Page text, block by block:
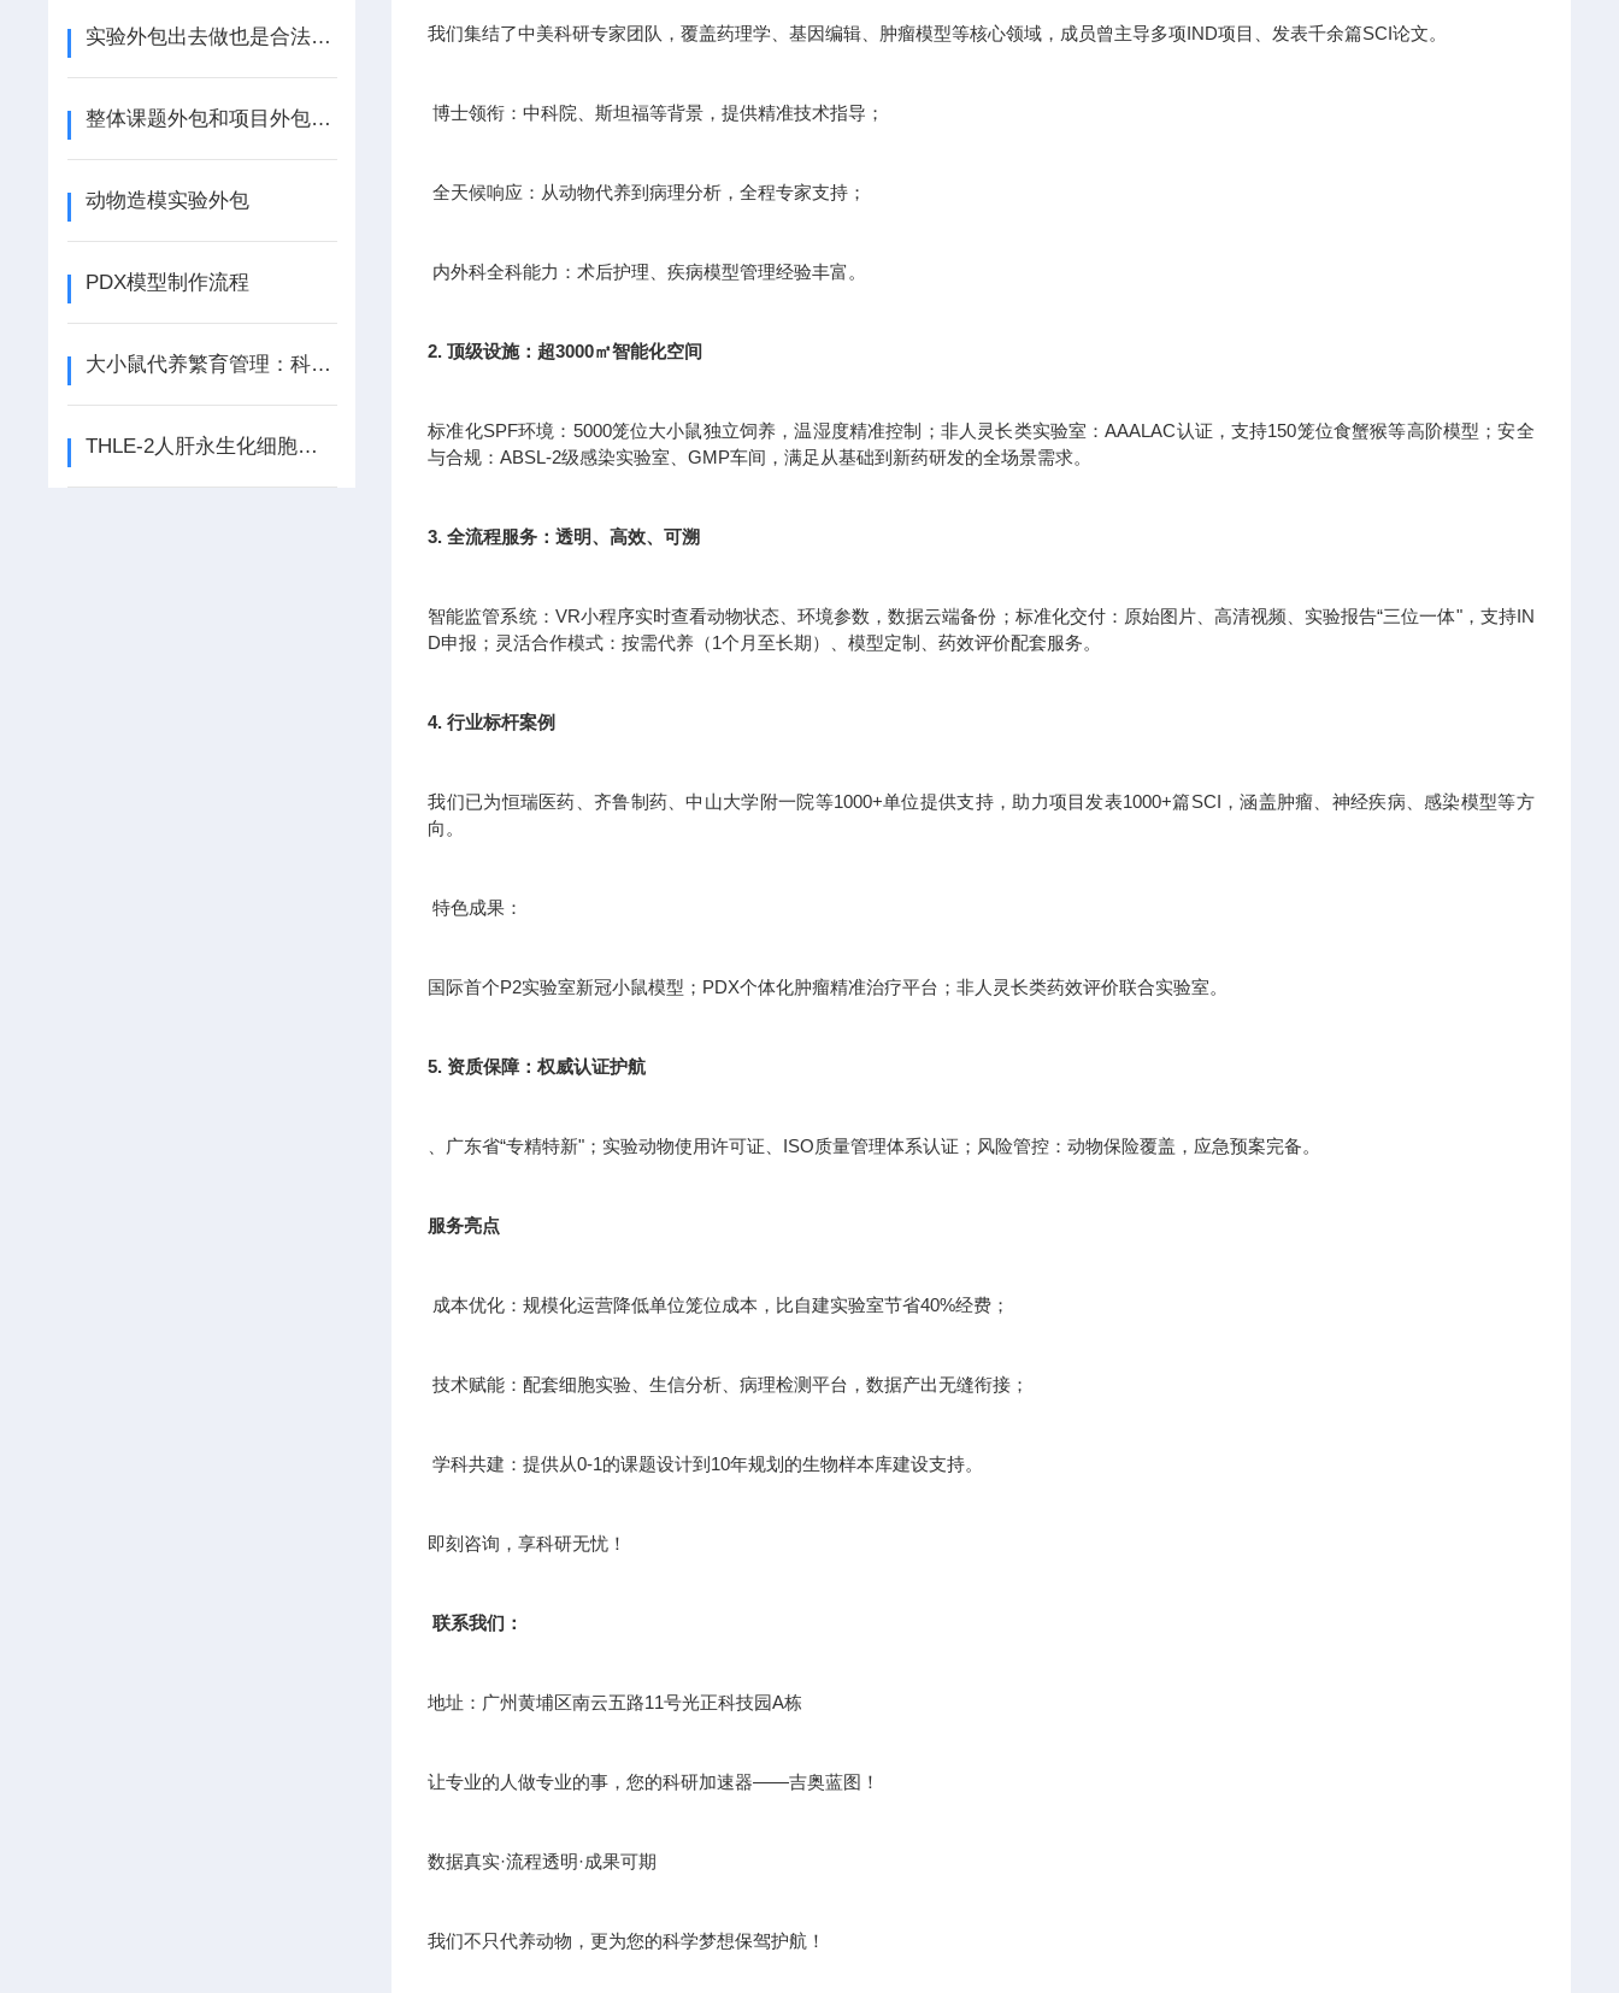
实验外包出去做也是合法的 您花钱买时间 精力去治病救人
整体课题外包和项目外包-为什么越来越多的企业选择实验外包?
动物造模实验外包
PDX模型制作流程
大小鼠代养繁育管理：科学代养的关键策略
THLE-2人肝永生化细胞：探索生命之河的永动轮
我们集结了中美科研专家团队，覆盖药理学、基因编辑、肿瘤模型等核心领域，成员曾主导多项IND项目、发表千余篇SCI论文。
博士领衔：中科院、斯坦福等背景，提供精准技术指导；
全天候响应：从动物代养到病理分析，全程专家支持；
内外科全科能力：术后护理、疾病模型管理经验丰富。
2. 顶级设施：超3000㎡智能化空间
标准化SPF环境：5000笼位大小鼠独立饲养，温湿度精准控制；非人灵长类实验室：AAALAC认证，支持150笼位食蟹猴等高阶模型；安全
与合规：ABSL-2级感染实验室、GMP车间，满足从基础到新药研发的全场景需求。
3. 全流程服务：透明、高效、可溯
智能监管系统：VR小程序实时查看动物状态、环境参数，数据云端备份；标准化交付：原始图片、高清视频、实验报告“三位一体"，支持IN
D申报；灵活合作模式：按需代养（1个月至长期）、模型定制、药效评价配套服务。
4. 行业标杆案例
我们已为恒瑞医药、齐鲁制药、中山大学附一院等1000+单位提供支持，助力项目发表1000+篇SCI，涵盖肿瘤、神经疾病、感染模型等方
向。
特色成果：
国际首个P2实验室新冠小鼠模型；PDX个体化肿瘤精准治疗平台；非人灵长类药效评价联合实验室。
5. 资质保障：权威认证护航
、广东省“专精特新"；实验动物使用许可证、ISO质量管理体系认证；风险管控：动物保险覆盖，应急预案完备。
服务亮点
成本优化：规模化运营降低单位笼位成本，比自建实验室节省40%经费；
技术赋能：配套细胞实验、生信分析、病理检测平台，数据产出无缝衔接；
学科共建：提供从0-1的课题设计到10年规划的生物样本库建设支持。
即刻咨询，享科研无忧！
联系我们：
地址：广州黄埔区南云五路11号光正科技园A栋
让专业的人做专业的事，您的科研加速器——吉奥蓝图！
数据真实·流程透明·成果可期
我们不只代养动物，更为您的科学梦想保驾护航！